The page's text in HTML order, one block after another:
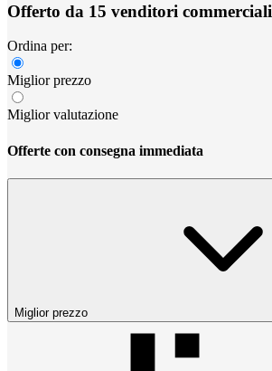
Offerto da 15 venditori commerciali
Ordina per:
Miglior prezzo
Miglior valutazione
Offerte con consegna immediata
Miglior prezzo